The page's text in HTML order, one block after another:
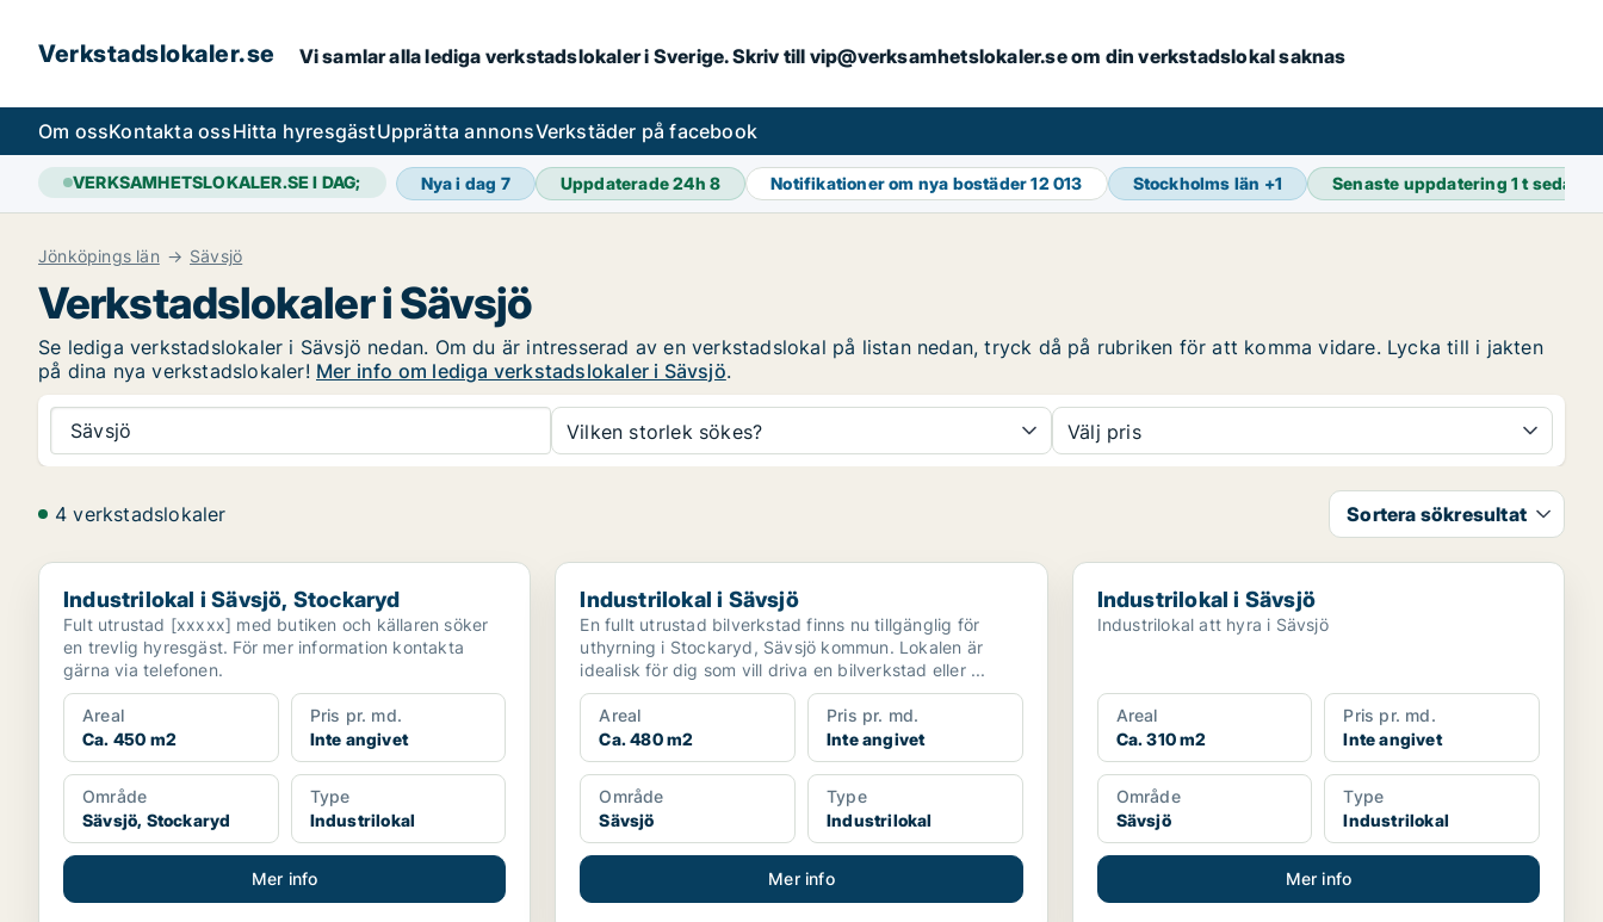
Verkstadslokaler.se Vi samlar alla lediga verkstadslokaler i Sverige. Skriv till vip@verksamhetslokaler.se om din verkstadslokal saknas
Om ossKontakta ossHitta hyresgästUpprätta annonsVerkstäder på facebook
VERKSAMHETSLOKALER.SE I DAG; Nya i dag 7 Uppdaterade 24h8 Notifikationer om nya bostäder12 013 Stockholms län +1 Senaste uppdatering1 t sedan
Jönköpings län Sävsjö
Verkstadslokaler i Sävsjö
Se lediga verkstadslokaler i Sävsjö nedan. Om du är intresserad av en verkstadslokal på listan nedan, tryck då på rubriken för att komma vidare. Lycka till i jakten
på dina nya verkstadslokaler! Mer info om lediga verkstadslokaler i Sävsjö.
Sävsjö Vilken storlek sökes? Välj pris
4 verkstadslokaler Sortera sökresultat
Industrilokal i Sävsjö, Stockaryd
Industrilokal i Sävsjö, Stockaryd
Fult utrustad [xxxxx] med butiken och källaren söker
en trevlig hyresgäst. För mer information kontakta
gärna via telefonen.
Areal
Ca. 450 m2
Pris pr. md.
Inte angivet
Område
Sävsjö, Stockaryd
Type
Industrilokal
Mer info
Industrilokal i Sävsjö
Industrilokal i Sävsjö
En fullt utrustad bilverkstad finns nu tillgänglig för
uthyrning i Stockaryd, Sävsjö kommun. Lokalen är
idealisk för dig som vill driva en bilverkstad eller ...
Areal
Ca. 480 m2
Pris pr. md.
Inte angivet
Område
Sävsjö
Type
Industrilokal
Mer info
Industrilokal i Sävsjö
Industrilokal i Sävsjö
Industrilokal att hyra i Sävsjö
Areal
Ca. 310 m2
Pris pr. md.
Inte angivet
Område
Sävsjö
Type
Industrilokal
Mer info